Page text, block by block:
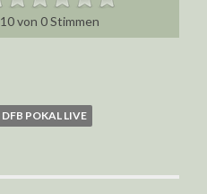
10von 0Stimmen
DFB POKAL LIVE